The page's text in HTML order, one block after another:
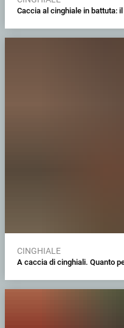
Caccia al cinghiale in battuta:
CINGHIALE
A caccia di cinghiali. Quanto